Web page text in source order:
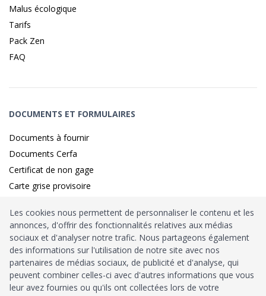
Malus écologique
Tarifs
Pack Zen
FAQ
DOCUMENTS ET FORMULAIRES
Documents à fournir
Documents Cerfa
Certificat de non gage
Carte grise provisoire
Identité sécurisé parFranceConnect
Habilitation Ministère de l’Intérieur : n°212900
Agrément Trésor Public : n°52480
Les cookies nous permettent de personnaliser le contenu et les
annonces, d'offrir des fonctionnalités relatives aux médias
sociaux et d'analyser notre trafic. Nous partageons également
des informations sur l'utilisation de notre site avec nos
partenaires de médias sociaux, de publicité et d'analyse, qui
peuvent combiner celles-ci avec d'autres informations que vous
leur avez fournies ou qu'ils ont collectées lors de votre